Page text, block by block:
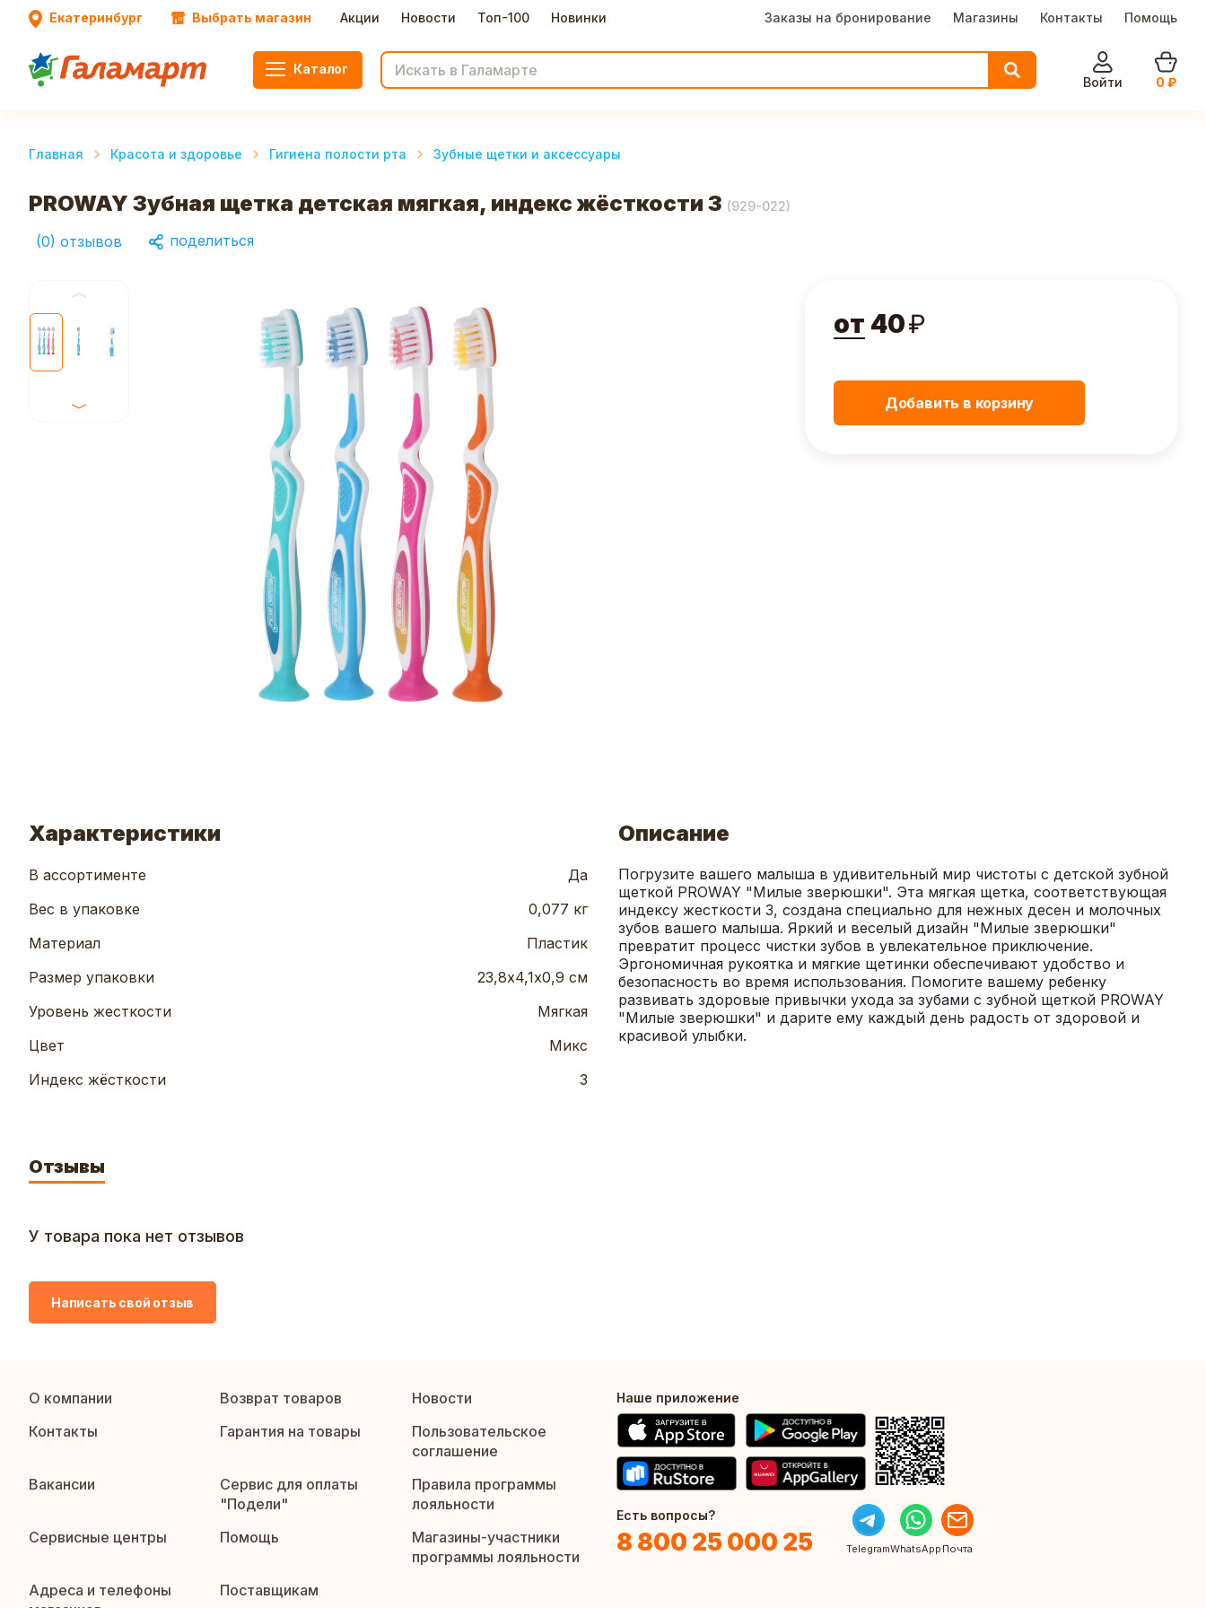
Екатеринбург Выбрать магазин Акции Новости Топ-100 Новинки Заказы на бронирование Магазины Контакты Помощь
Каталог
Войти
0 ₽
Главная Красота и здоровье Гигиена полости рта Зубные щетки и аксессуары
PROWAY Зубная щетка детская мягкая, индекс жёсткости 3 (929-022)
(0) отзывов поделиться
от 40₽
Добавить в корзину
Характеристики
В ассортименте
Да
Вес в упаковке
0,077 кг
Материал
Пластик
Размер упаковки
23,8х4,1х0,9 см
Уровень жесткости
Мягкая
Цвет
Микс
Индекс жёсткости
3
Описание
Погрузите вашего малыша в удивительный мир чистоты с детской зубной
щеткой PROWAY "Милые зверюшки". Эта мягкая щетка, соответствующая
индексу жесткости 3, создана специально для нежных десен и молочных
зубов вашего малыша. Яркий и веселый дизайн "Милые зверюшки"
превратит процесс чистки зубов в увлекательное приключение.
Эргономичная рукоятка и мягкие щетинки обеспечивают удобство и
безопасность во время использования. Помогите вашему ребенку
развивать здоровые привычки ухода за зубами с зубной щеткой PROWAY
"Милые зверюшки" и дарите ему каждый день радость от здоровой и
красивой улыбки.
Отзывы
У товара пока нет отзывов
Написать свой отзыв
О компании Возврат товаров
Новости
Контакты
Гарантия на товары
Пользовательское
соглашение
Вакансии
Сервис для оплаты
"Подели"
Правила программы
лояльности
Сервисные центры
Помощь
Магазины-участники
программы лояльности
Адреса и телефоны
Поставщикам
Наше приложение
Есть вопросы?
8 800 25 000 25 TelegramWhatsApp Почта